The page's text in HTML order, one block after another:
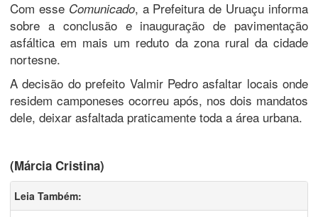
Com esse Comunicado, a Prefeitura de Uruaçu informa
sobre a conclusão e inauguração de pavimentação
asfáltica em mais um reduto da zona rural da cidade
nortesne.
A decisão do prefeito Valmir Pedro asfaltar locais onde
residem camponeses ocorreu após, nos dois mandatos
dele, deixar asfaltada praticamente toda a área urbana.
(Márcia Cristina)
Leia Também: